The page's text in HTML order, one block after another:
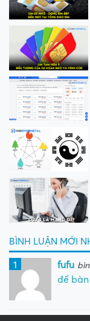
BÌNH LUẬN MỚI
1 fufu
để